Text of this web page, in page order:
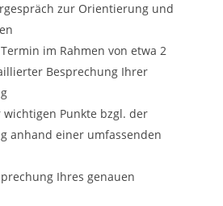
zur Orientierung und
im Rahmen von etwa 2
Besprechung Ihrer
Punkte bzgl. der
anhand einer umfassenden
Ihres genauen